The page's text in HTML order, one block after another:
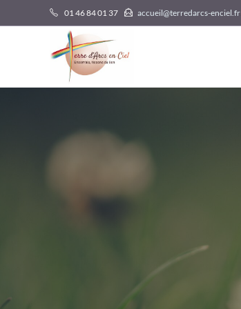
to
01 46 84 01 37 accueil@terredarcs-enciel.fr